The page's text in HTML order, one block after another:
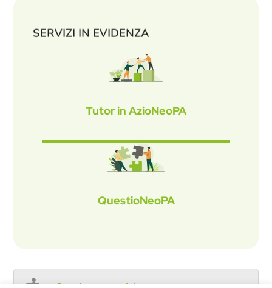
SERVIZI IN EVIDENZA
Tutor in AzioNeoPA
QuestioNeoPA